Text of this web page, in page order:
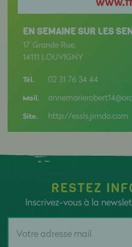
EN SEMAINE SUR LES
17 Grande Rue,
14111 LOUVIGNY
Tél. 02 31 76 34 44
Mail.
Site. http://essls.jimdo.com
RESTEZ
Inscrivez-vous à la